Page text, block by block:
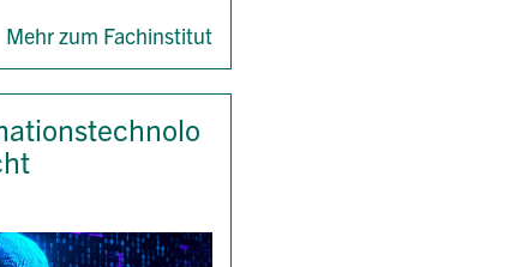
Mehr zum Fachinstitut